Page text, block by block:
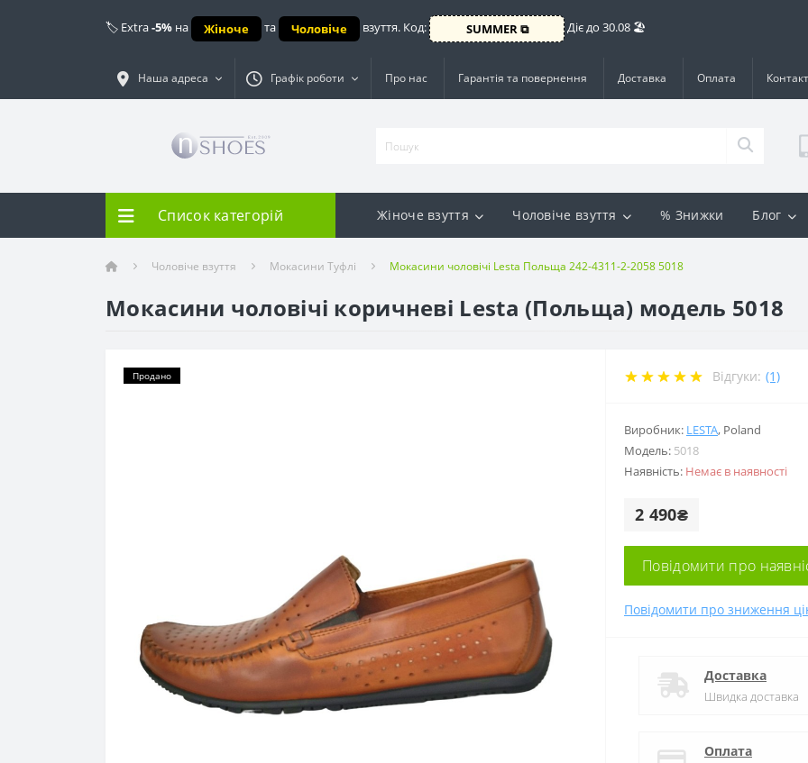
🏷️ Extra-5% на Жіноче та Чоловіче взуття. Код: SUMMER ⧉ Діє до 30.08 🏖️
Наша адреса Графік роботи Про нас Гарантія та повернення Доставка Оплата
Список категорій Жіноче взуття Чоловіче взуття % Знижки Блог
Чоловіче взуття Мокасини Туфлі Мокасини чоловічі Lesta Польща 242-4311-2-2058 5018
Мокасини чоловічі коричневі Lesta (Польща) модель 5018
Продано Відгуки: (1)
Виробник: LESTA, Poland
Модель: 5018
Наявність: Немає в наявності
2 490₴
Повідомити про
Повідомити про зниження
Доставка
Швидка доставка
Оплата